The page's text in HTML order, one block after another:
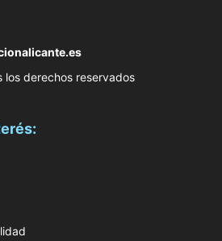
los derechos reservados